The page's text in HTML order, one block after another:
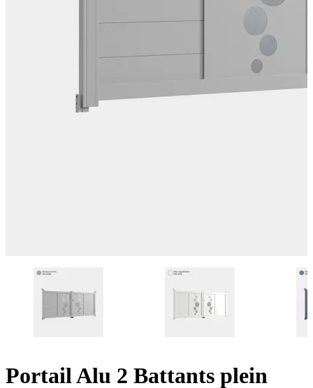
Portail Alu 2 Battants plein